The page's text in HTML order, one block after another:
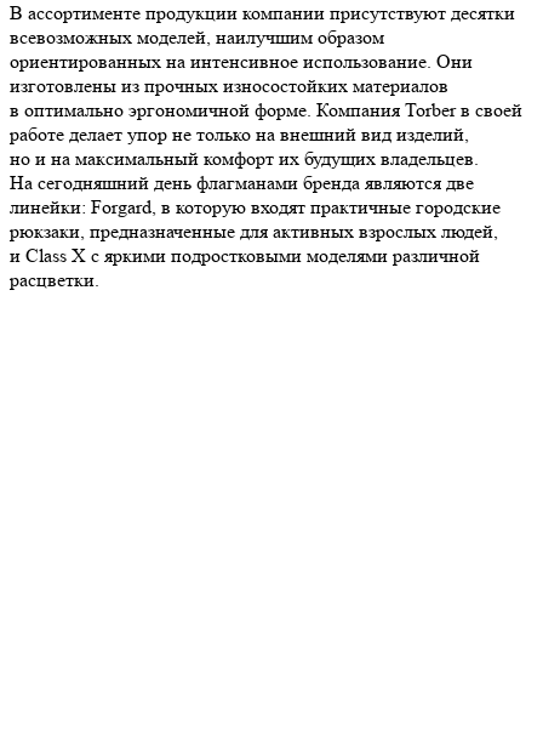
В ассортименте продукции компании присутствуют десятки
всевозможных моделей, наилучшим образом
ориентированных на интенсивное использование. Они
изготовлены из прочных износостойких материалов
в оптимально эргономичной форме. Компания Torber в своей
работе делает упор не только на внешний вид изделий,
но и на максимальный комфорт их будущих владельцев.
На сегодняшний день флагманами бренда являются две
линейки: Forgard, в которую входят практичные городские
рюкзаки, предназначенные для активных взрослых людей,
и Class X с яркими подростковыми моделями различной
расцветки.